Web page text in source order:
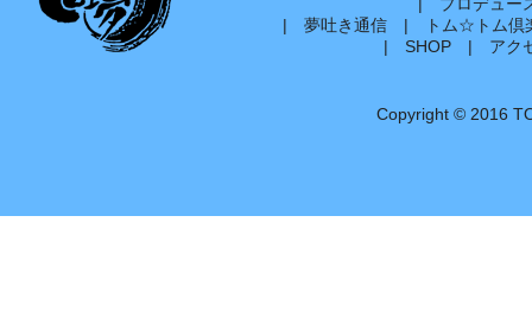
| 夢吐き通信|
トム☆トム倶
| SHOP | アク
Copyright © 2016